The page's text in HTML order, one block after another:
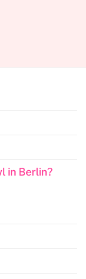
in Berlin?